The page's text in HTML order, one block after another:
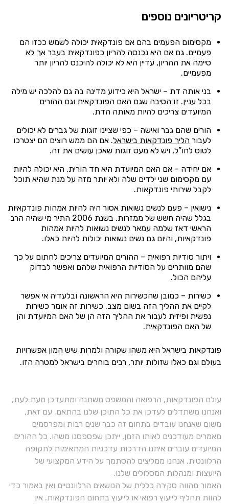
קריטריונים נוספים
מקסימום הפעמים בהם אם פונדקאית יכולה לשמש ככזו הם
פעמיים. גם אם היא נכנסה להריון כפונדקאית בעבר אך לא
סיימה את ההריון, עדיין היא לא יכולה להיכנס להריון יותר
מפעמיים.
בני אותה דת – ישראל היא כידוע מדינה בה גם להלכה יש מילה
בכל עניין. זו הסיבה שגם האם הפונדקאית וגם ההורים
המיועדים צריכים להיות מאותה הדת.
הורים שהם גבר ואישה – כפי שציינו זוגות של גברים לא יכולים
לעבור הליך פונדקאות בישראל. אם הם ממש רוצים הם יצטרכו
לטוס לחו”ל, ויש לא מעט זוגות שאכן עושים את זה.
אם יחידה – אם האם המיועדת היא חד הורית, היא יכולה להיות
עם מקסימום שני ילדים שלה ולא יותר מזה על מנת שהיא תוכל
לקבל שירותי פונדקאות.
נישואין – פעם לנשים נשואות אסור היה להיות אמהות פונדקאיות
בגלל שהיה חשש של ממזרות. בשנת 2006 התיר מי שהיה הרב
הראשי דאז שלמה עמאר לנשים נשואות להיות אמהות
פונדקאיות, והיום גם נשים נשואות יכולות להיות כאלו.
ויתור סודיות רפואית – ההורים המיועדים צריכים לחתום על כך
שהם מוותרים על הסודיות הרפואית שלהם ואפשר לבדוק
עליהם הכול.
כשירות – כמובן שהכשירות היא הראשונה ובלעדיה אי אפשר
לקיים את ההליך הזה בשום מצב. כשירות זה אומר כשירות
נפשית ופיזית לעבור את ההליך הזה הן של האם המיועדת והן
של האם הפונדקאית.
פונדקאות בישראל היא משהו שקורה ולמרות שיש המון אפשרויות
בעולם וגם כאלו שזולות יותר, רבים בוחרים בישראל למטרה הזו.
עולם הפונדקאות, הרפואה והמשפט משתנה ומתעדכן מעת לעת,
ואנחנו משתדלים לעדכן את כל התוכן שלנו בהתאם. עם זאת,
משום שאנחנו עובדים בתחום זה כבר שנים רבות ומפרסמים
מאמרים מעודכנים לאותו הזמן, ייתכן שפספסנו משהו. כל ההורים
המיועדים עוברים איתנו הדרכות עדכניות המתאימות לתקופה
הרלוונטית. אנחנו ממליצים להסתמך על הידע המקצועי של
היועצות ומנהלות המסלולים שלנו.
האמור מהווה סקירה כללית של הנושאים הרלוונטיים ואין באמור כדי
להוות תחליף לייעוץ רפואי או לייעוץ בתחום הפונדקאות. אין